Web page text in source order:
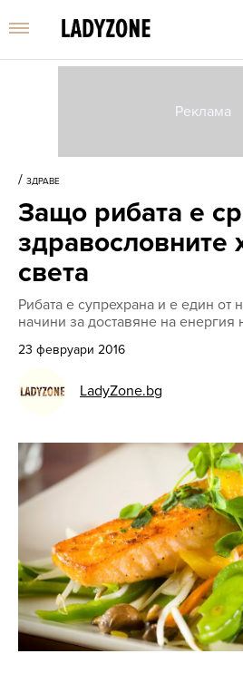
/ ЗДРАВЕ
Защо рибата е
здравословните
света
Рибата е супрехрана и е един от
начини за доставяне на енергия
23 февруари 2016
LadyZone.bg